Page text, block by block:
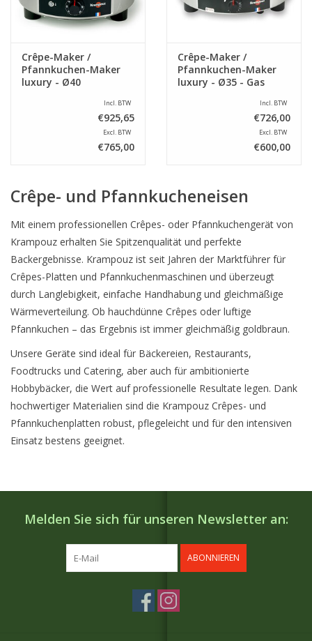
Crêpe-Maker /
Pfannkuchen-Maker
luxury - Ø40
Incl. BTW
€925,65
Excl. BTW
€765,00
Crêpe-Maker /
Pfannkuchen-Maker
luxury - Ø35 - Gas
Incl. BTW
€726,00
Excl. BTW
€600,00
Crêpe- und Pfannkucheneisen
Mit einem professionellen Crêpes- oder Pfannkuchengerät von
Krampouz erhalten Sie Spitzenqualität und perfekte
Backergebnisse. Krampouz ist seit Jahren der Marktführer für
Crêpes-Platten und Pfannkuchenmaschinen und überzeugt
durch Langlebigkeit, einfache Handhabung und gleichmäßige
Wärmeverteilung. Ob hauchdünne Crêpes oder luftige
Pfannkuchen – das Ergebnis ist immer gleichmäßig goldbraun.
Unsere Geräte sind ideal für Bäckereien, Restaurants,
Foodtrucks und Catering, aber auch für ambitionierte
Hobbybäcker, die Wert auf professionelle Resultate legen. Dank
hochwertiger Materialien sind die Krampouz Crêpes- und
Pfannkuchenplatten robust, pflegeleicht und für den intensiven
Einsatz bestens geeignet.
Melden Sie sich für unseren Newsletter an:
ABONNIEREN